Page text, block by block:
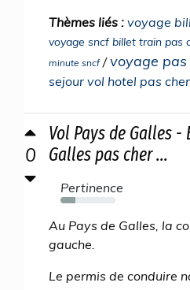
Thèmes liés : voyage
voyage sncf billet train pas
minute sncf/voyage
sejour vol hotel pas cher
0
Vol Pays de Galles
Galles pas cher ...
Pertinence
27%
Au Pays de Galles, la
gauche.
Le permis de conduire